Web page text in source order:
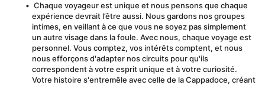
Chaque voyageur est unique et nous pensons que chaque
expérience devrait l’être aussi. Nous gardons nos groupes
intimes, en veillant à ce que vous ne soyez pas simplement
un autre visage dans la foule. Avec nous, chaque voyage est
personnel. Vous comptez, vos intérêts comptent, et nous
nous efforçons d'adapter nos circuits pour qu'ils
correspondent à votre esprit unique et à votre curiosité.
Votre histoire s'entremêle avec celle de la Cappadoce, créant